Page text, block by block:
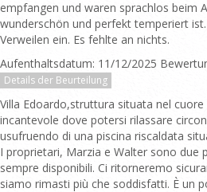
empfangen und waren sprachlos beim
wunderschön und perfekt temperiert
Verweilen ein. Es fehlte an nichts.
Aufenthaltsdatum: 11/12/2025
Details der Beurteilung
Villa Edoardo,struttura situata nel
incantevole dove potersi rilassare
usufruendo di una piscina riscaldata
I proprietari, Marzia e Walter sono due
sempre disponibili. Ci ritorneremo
siamo rimasti più che soddisfatti. È un